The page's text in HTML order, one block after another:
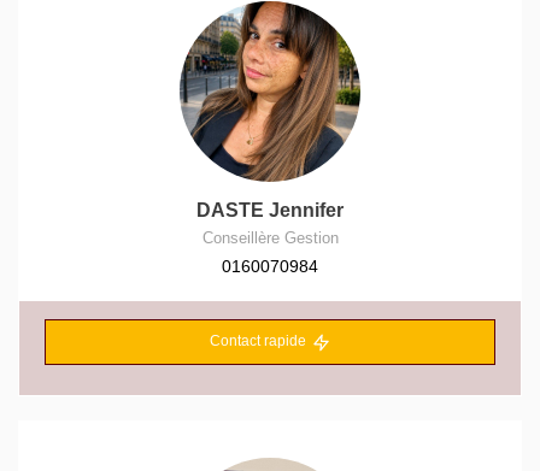
DASTE Jennifer
Conseillère Gestion
0160070984
Contact rapide